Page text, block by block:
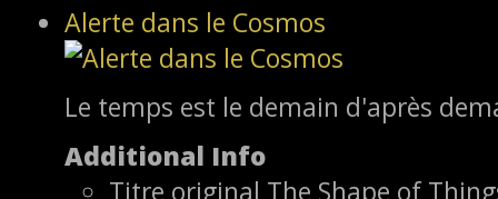
Alerte dans le Cosmos
Le temps est le demain d'après
Additional Info
Titre original The Shape of